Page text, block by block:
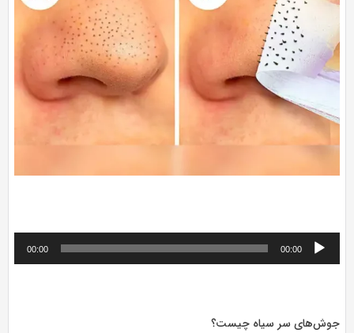
پخش‌کننده
صوت
00:00
00:00
جوش‌های سر سیاه چیست؟